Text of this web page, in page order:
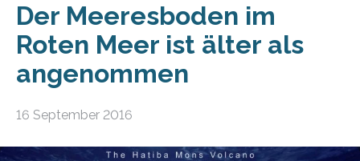
Der Meeresboden im
Roten Meer ist älter als
angenommen
16 September 2016